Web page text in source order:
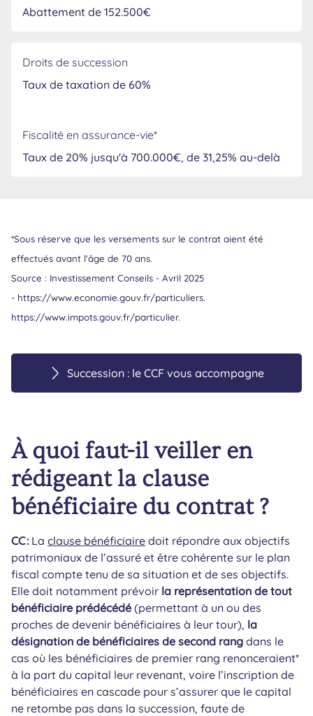
Abattement de 152.500€
Droits de succession
Taux de taxation de 60%
Fiscalité en assurance-vie*
Taux de 20% jusqu'à 700.000€, de 31,25% au-delà
*Sous réserve que les versements sur le contrat aient été
effectués avant l'âge de 70 ans.
Source : Investissement Conseils - Avril 2025
- https://www.economie.gouv.fr/particuliers.
https://www.impots.gouv.fr/particulier.
Succession : le CCF vous accompagne
À quoi faut-il veiller en
rédigeant la clause
bénéficiaire du contrat ?
CC : La clause bénéficiaire doit répondre aux objectifs
patrimoniaux de l’assuré et être cohérente sur le plan
fiscal compte tenu de sa situation et de ses objectifs.
Elle doit notamment prévoir la représentation de tout
bénéficiaire prédécédé (permettant à un ou des
proches de devenir bénéficiaires à leur tour), la
désignation de bénéficiaires de second rang dans le
cas où les bénéficiaires de premier rang renonceraient*
à la part du capital leur revenant, voire l’inscription de
bénéficiaires en cascade pour s’assurer que le capital
ne retombe pas dans la succession, faute de